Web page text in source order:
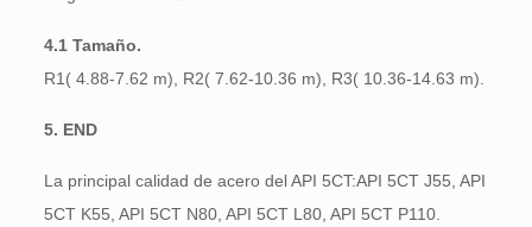
4.1 Tamaño.
R1( 4.88-7.62 m), R2( 7.62-10.36 m), R3( 10.36-14.63 m).
5. END
La principal calidad de acero del API 5CT:API 5CT J55, API
5CT K55, API 5CT N80, API 5CT L80, API 5CT P110.